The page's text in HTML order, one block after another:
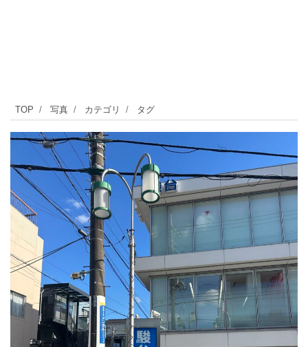
自
由
丘
に
は
た
く
さ
ん
の
TOP 写真 カテゴリ タグ